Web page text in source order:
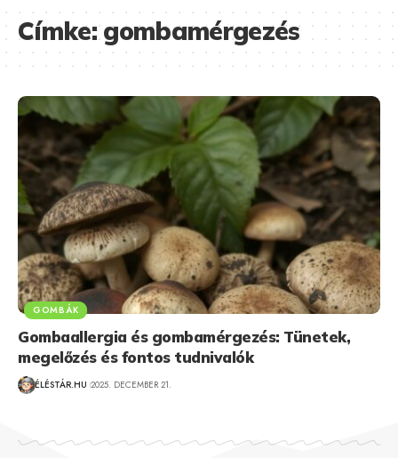
Címke:gombamérgezés
GOMBÁK
Gombaallergia és gombamérgezés: Tünetek,
megelőzés és fontos tudnivalók
ÉLÉSTÁR.HU 2025. DECEMBER 21.